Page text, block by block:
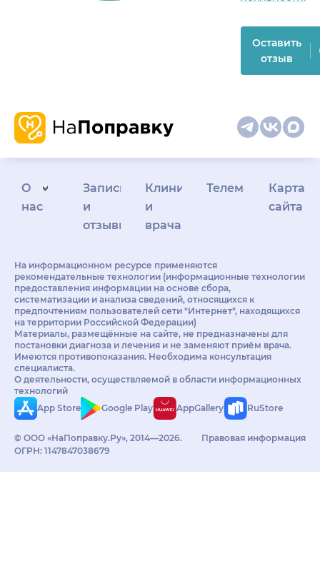
Оставить
отзыв
О
нас
Запись
и
отзывы
Клиникам
и
врачам
Телемедицина
Карта
сайта
На информационном ресурсе применяются
рекомендательные технологии (информационные технологии
предоставления информации на основе сбора,
систематизации и анализа сведений, относящихся к
предпочтениям пользователей сети "Интернет", находящихся
на территории Российской Федерации)
Материалы, размещённые на сайте, не предназначены для
постановки диагноза и лечения и не заменяют приём врача.
Имеются противопоказания. Необходима консультация
специалиста.
О деятельности, осуществляемой в области информационных
технологий
App Store
Google Play AppGallery RuStore
© ООО «НаПоправку.Ру», 2014—2026.
ОГРН: 1147847038679
Правовая информация